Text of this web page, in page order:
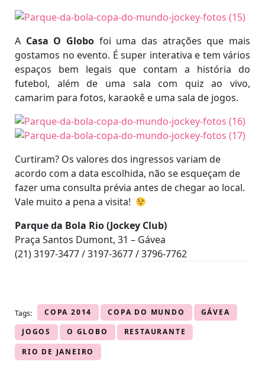
A Casa O Globo foi uma das atrações que mais
gostamos no evento. É super interativa e tem vários
espaços bem legais que contam a história do
futebol, além de uma sala com quiz ao vivo,
camarim para fotos, karaokê e uma sala de jogos.
Curtiram? Os valores dos ingressos variam de
acordo com a data escolhida, não se esqueçam de
fazer uma consulta prévia antes de chegar ao local.
Vale muito a pena a visita!
Parque da Bola Rio (Jockey Club)
Praça Santos Dumont, 31 – Gávea
(21) 3197-3477 / 3197-3677 / 3796-7762
Tags: COPA 2014 COPA DO MUNDO
GÁVEA
JOGOS
O GLOBO
RESTAURANTE
RIO DE JANEIRO